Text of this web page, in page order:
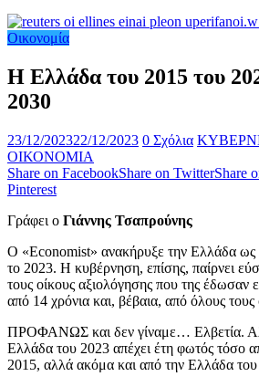
Οικονομία
Η Ελλάδα του 2015 του
2030
23/12/202322/12/2023 0 Σχόλια
ΟΙΚΟΝΟΜΙΑ
Share on FacebookShare on TwitterShare
Pinterest
Γράφει ο Γιάννης Τσαπρούνης
Ο «Economist» ανακήρυξε την Ελλάδα ως
το 2023. Η κυβέρνηση, επίσης, παίρνει
τους οίκους αξιολόγησης που της έδωσαν
από 14 χρόνια και, βέβαια, από όλους τους
ΠΡΟΦΑΝΩΣ και δεν γίναμε… Ελβετία.
Ελλάδα του 2023 απέχει έτη φωτός τόσο
2015, αλλά ακόμα και από την Ελλάδα